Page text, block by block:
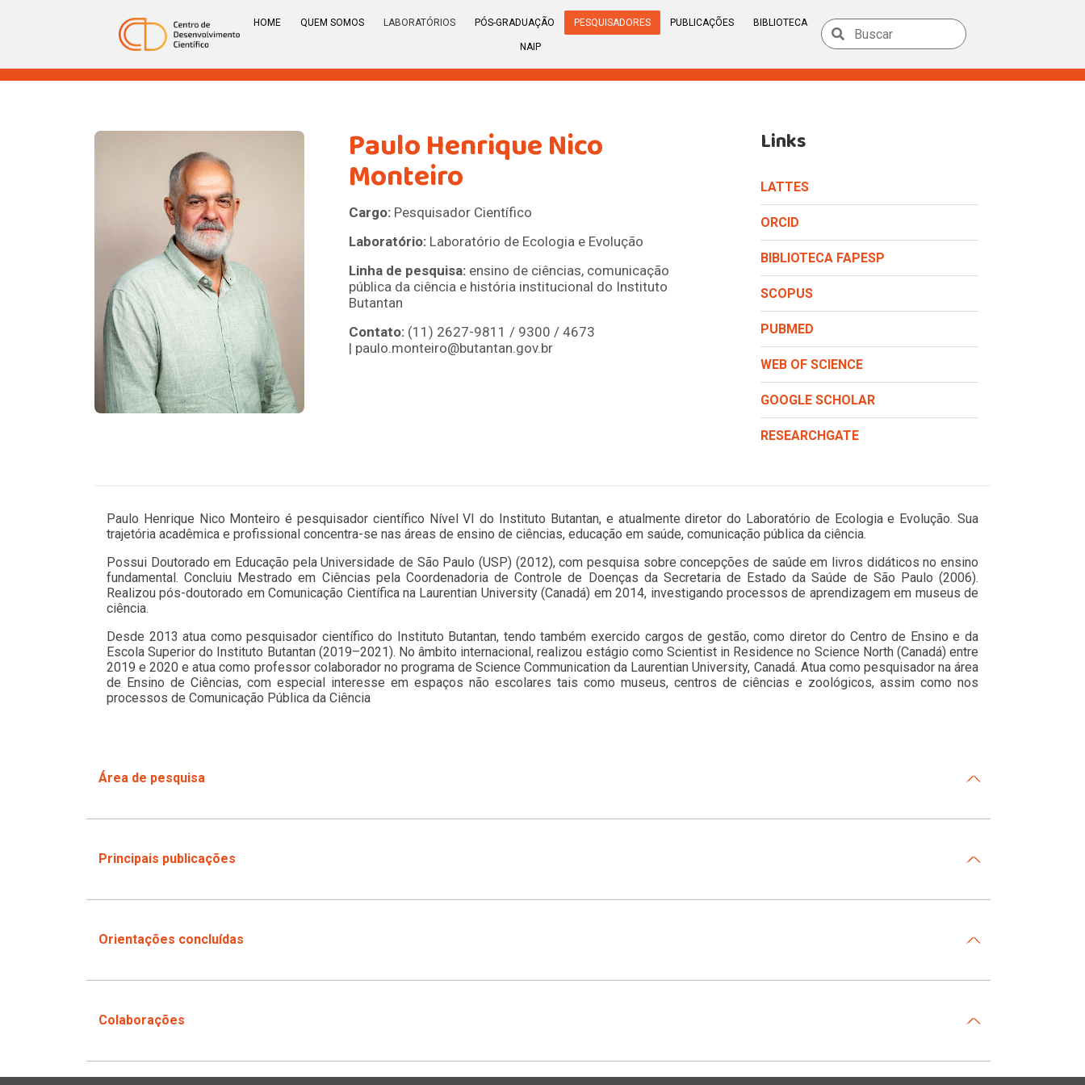
HOME QUEM SOMOS LABORATÓRIOS PÓS-GRADUAÇÃO PESQUISADORES PUBLICAÇÕES BIBLIOTECA
NAIP
Paulo Henrique Nico
Monteiro
Cargo: Pesquisador Científico
Laboratório: Laboratório de Ecologia e Evolução
Linha de pesquisa: ensino de ciências, comunicação
pública da ciência e história institucional do Instituto
Butantan
Contato: (11) 2627-9811 / 9300 / 4673
| paulo.monteiro@butantan.gov.br
Links
LATTES
ORCID
BIBLIOTECA FAPESP
SCOPUS
PUBMED
WEB OF SCIENCE
GOOGLE SCHOLAR
RESEARCHGATE
Paulo Henrique Nico Monteiro é pesquisador científico Nível VI do Instituto Butantan, e atualmente diretor do Laboratório de Ecologia e Evolução. Sua
trajetória acadêmica e profissional concentra-se nas áreas de ensino de ciências, educação em saúde, comunicação pública da ciência.
Possui Doutorado em Educação pela Universidade de São Paulo (USP) (2012), com pesquisa sobre concepções de saúde em livros didáticos no ensino
fundamental. Concluiu Mestrado em Ciências pela Coordenadoria de Controle de Doenças da Secretaria de Estado da Saúde de São Paulo (2006).
Realizou pós-doutorado em Comunicação Científica na Laurentian University (Canadá) em 2014, investigando processos de aprendizagem em museus de
ciência.
Desde 2013 atua como pesquisador científico do Instituto Butantan, tendo também exercido cargos de gestão, como diretor do Centro de Ensino e da
Escola Superior do Instituto Butantan (2019–2021). No âmbito internacional, realizou estágio como Scientist in Residence no Science North (Canadá) entre
2019 e 2020 e atua como professor colaborador no programa de Science Communication da Laurentian University, Canadá. Atua como pesquisador na área
de Ensino de Ciências, com especial interesse em espaços não escolares tais como museus, centros de ciências e zoológicos, assim como nos
processos de Comunicação Pública da Ciência
Área de pesquisa
Principais publicações
Orientações concluídas
Colaborações